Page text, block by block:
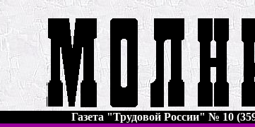
Газета "Трудовой России" № 10